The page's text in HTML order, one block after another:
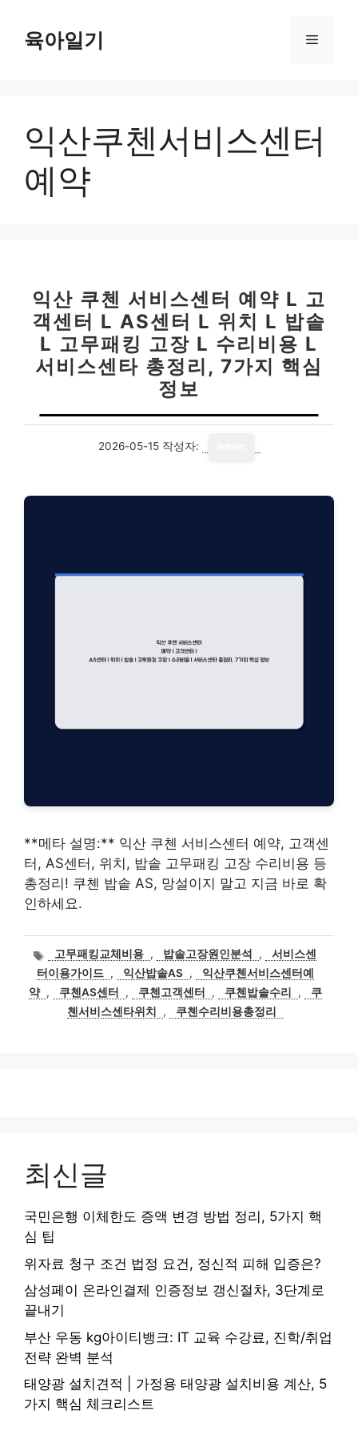
육아일기 메
익산쿠첸서비스센터
예약
익산 쿠첸 서비스센터 예약 L 고
객센터 L AS센터 L 위치 L 밥솥
L 고무패킹 고장 L 수리비용 L
서비스센타 총정리, 7가지 핵심
정보
2026-05-15 작성자:
**메타 설명:** 익산 쿠첸 서비스센터 예약, 고객센
터, AS센터, 위치, 밥솥 고무패킹 고장 수리비용 등
총정리! 쿠첸 밥솥 AS, 망설이지 말고 지금 바로 확
인하세요.
태
그
고무패킹교체비용 , 밥솥고장원인분석 ,
서비스센
터이용가이드 , 익산밥솥AS ,
익산쿠첸서비스센터예
약 , 쿠첸AS센터 , 쿠첸고객센터 , 쿠첸밥솥수리 ,
쿠
첸서비스센타위치
, 쿠첸수리비용총정리
최신글
국민은행 이체한도 증액 변경 방법 정리, 5가지 핵
심 팁
위자료 청구 조건 법정 요건, 정신적 피해 입증은?
삼성페이 온라인결제 인증정보 갱신절차, 3단계로
끝내기
부산 우동 kg아이티뱅크: IT 교육 수강료, 진학/취업
전략 완벽 분석
태양광 설치견적 | 가정용 태양광 설치비용 계산, 5
가지 핵심 체크리스트